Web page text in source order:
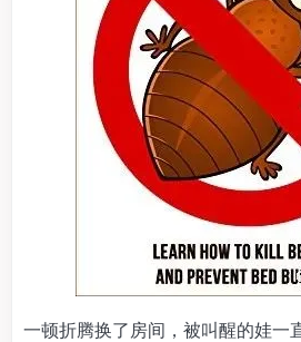
一顿折腾换了房间，被叫醒的娃一